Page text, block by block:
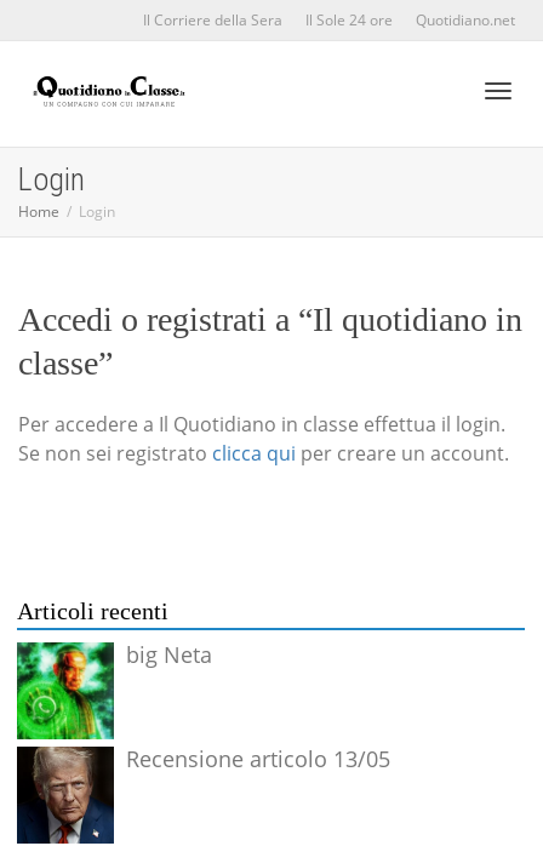
Il Corriere della Sera Il Sole 24 ore Quotidiano.net
Login
Home Login
Accedi o registrati a “Il quotidiano in
classe”
Per accedere a Il Quotidiano in classe effettua il login.
Se non sei registrato clicca qui per creare un account.
Articoli recenti
big Neta
Recensione articolo 13/05